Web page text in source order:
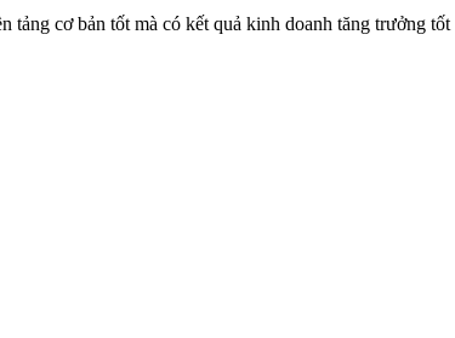
tảng cơ bản tốt mà có kết quả kinh doanh tăng trưởng tốt